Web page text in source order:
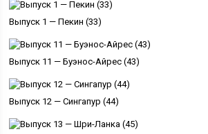
Выпуск 1 — Пекин (33)
Выпуск 11 — Буэнос-Айрес (43)
Выпуск 12 — Сингапур (44)